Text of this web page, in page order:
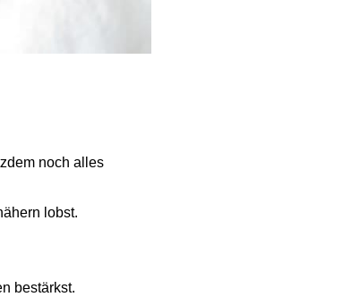
noch alles
lobst.
bestärkst.